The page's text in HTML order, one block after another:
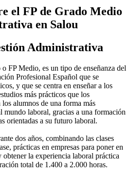
el FP de Grado Medio
en Salou
Administrativa
FP Medio, es un tipo de enseñanza del
Profesional Español que se
y que se centra en enseñar a los
más prácticos que los
alumnos de una forma más
mundo laboral, gracias a una formación
orientadas a su futuro laboral.
dos años, combinando las clases
prácticas en empresas para poner en
la experiencia laboral práctica
total de 1.400 a 2.000 horas.